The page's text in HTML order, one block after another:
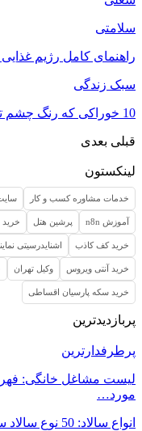
سلامتی
راهنمای کامل رژیم
سبک زندگی
10 خوراکی که رنگ چشم تان را در 60 روز عوض می‌کنند
قبلی بعدی
لینکستون
خدمات مشاوره کسب و کار
آموزش n8n پرشین هتل
خرید کف کاذب اشنایدرسیتی
خرید آنتی ویروس وکیل تهران
خرید سکه پارسیان اقساطی
پربازدیدترین
پرطرفدارترین
مورد…
انواع سالاد: 50 نوع سالاد ساده با طرز تهیه برای هر فصل و هر…